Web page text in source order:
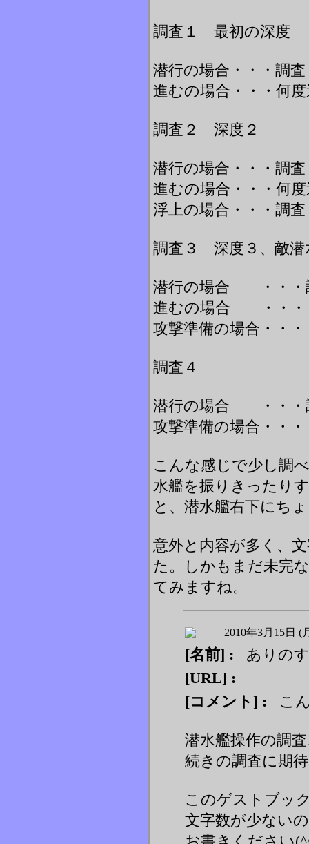
調査１ 最初の深度
潜行の場合・・・調
進むの場合・・・何
調査２ 深度２
潜行の場合・・・調
進むの場合・・・何
浮上の場合・・・調
調査３ 深度３、敵潜
潜行の場合 ・・・
進むの場合 ・・・
攻撃準備の場合・・・
調査４
潜行の場合 ・・・
攻撃準備の場合・・・
こんな感じで少し調
水艦を振りきったり
と、潜水艦右下にち
意外と内容が多く、
た。しかもまだ未完
てみますね。
2010年3月15日 (
[名前] : ありのす
[URL] :
[コメント] : こ
潜水艦操作の調
続きの調査に期
このゲストブッ
文字数が少ない